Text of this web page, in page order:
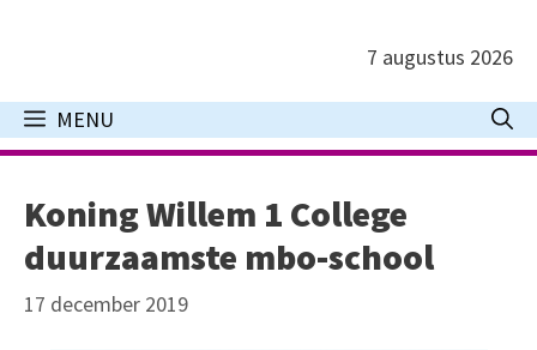
inhoud
7 augustus 2026
MENU
Koning Willem 1 College
duurzaamste mbo-school
17 december 2019